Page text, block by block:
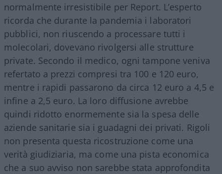
normalmente irresistibile per Report. L’esperto
ricorda che durante la pandemia i laboratori
pubblici, non riuscendo a processare tutti i
molecolari, dovevano rivolgersi alle strutture
private. Secondo il medico, ogni tampone veniva
refertato a prezzi compresi tra 100 e 120 euro,
mentre i rapidi passarono da circa 12 euro a 4,5 e
infine a 2,5 euro. La loro diffusione avrebbe
quindi ridotto enormemente sia la spesa delle
aziende sanitarie sia i guadagni dei privati. Rigoli
non presenta questa ricostruzione come una
verità giudiziaria, ma come una pista economica
che a suo avviso non sarebbe stata approfondita